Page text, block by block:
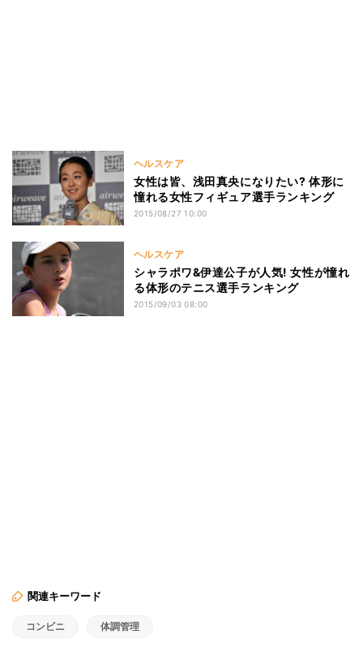
ヘルスケア
女性は皆、浅田真央になりたい? 体形に
憧れる女性フィギュア選手ランキング
2015/08/27 10:00
ヘルスケア
シャラポワ&伊達公子が人気! 女性が憧れ
る体形のテニス選手ランキング
2015/09/03 08:00
関連キーワード
コンビニ 体調管理